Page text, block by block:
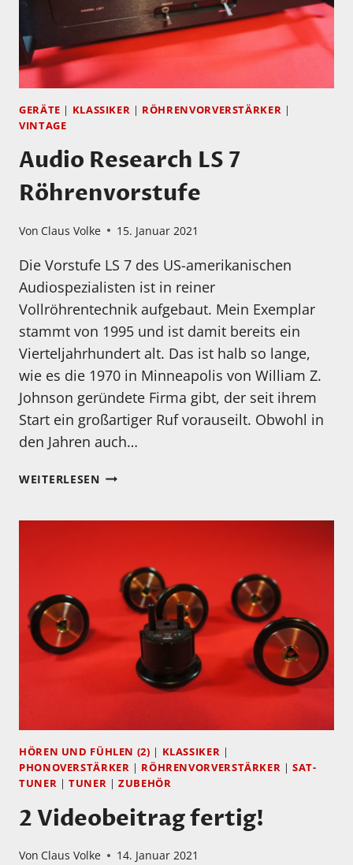
GERÄTE | KLASSIKER | RÖHRENVORVERSTÄRKER |
VINTAGE
Audio Research LS 7
Röhrenvorstufe
Von Claus Volke 15. Januar 2021
Die Vorstufe LS 7 des US-amerikanischen
Audiospezialisten ist in reiner
Vollröhrentechnik aufgebaut. Mein Exemplar
stammt von 1995 und ist damit bereits ein
Vierteljahrhundert alt. Das ist halb so lange,
wie es die 1970 in Minneapolis von William Z.
Johnson geründete Firma gibt, der seit ihrem
Start ein großartiger Ruf vorauseilt. Obwohl in
den Jahren auch…
WEITERLESENAUDIO
HÖREN UND FÜHLEN (2) | KLASSIKER |
PHONOVERSTÄRKER | RÖHRENVORVERSTÄRKER |SAT-
TUNER |TUNER |ZUBEHÖR
2 Videobeitrag fertig!
Von Claus Volke 14. Januar 2021